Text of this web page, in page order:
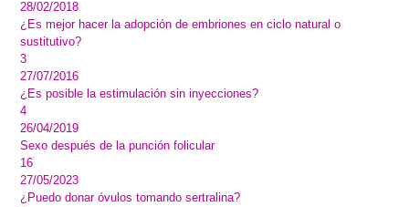
28/02/2018
¿Es mejor hacer la adopción de embriones en ciclo natural o
sustitutivo?
3
27/07/2016
¿Es posible la estimulación sin inyecciones?
4
26/04/2019
Sexo después de la punción folicular
16
27/05/2023
¿Puedo donar óvulos tomando sertralina?